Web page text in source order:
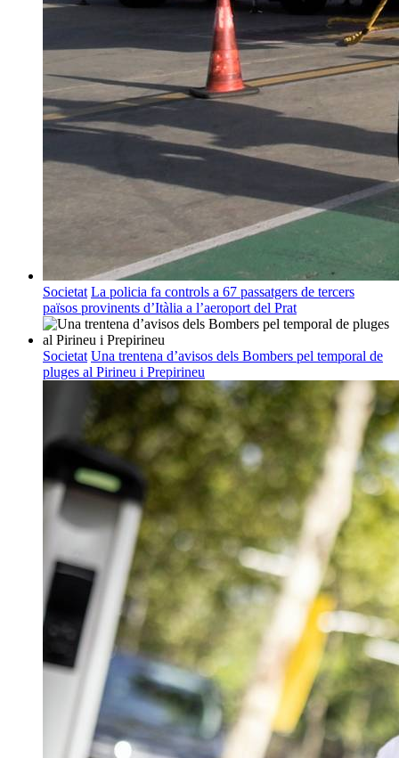
Societat La policia fa controls a 67 passatgers de tercers
països provinents d’Itàlia a l’aeroport del Prat
Societat Una trentena d’avisos dels Bombers pel temporal de
pluges al Pirineu i Prepirineu